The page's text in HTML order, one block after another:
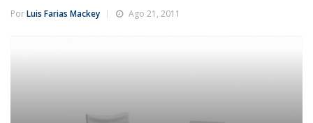
PorLuis Farias Mackey Ago 21, 2011